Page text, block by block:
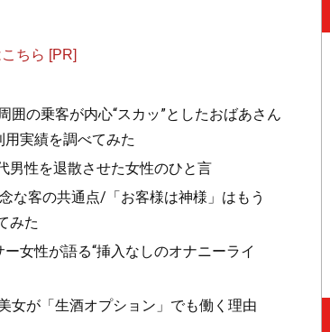
ちら [PR]
の乗客が内心“スカッ”としたおばあさん
実績を調べてみた
男性を退散させた女性のひと言
な客の共通点/「お客様は神様」はもう
みた
女性が語る“挿入なしのオナニーライ
女が「生酒オプション」でも働く理由